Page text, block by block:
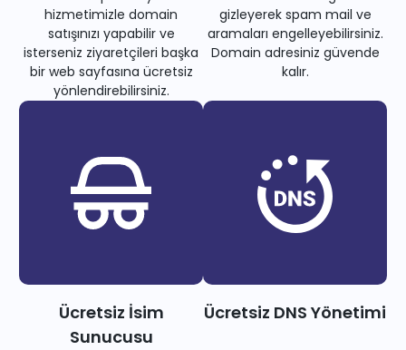
hizmetimizle domain
satışınızı yapabilir ve
isterseniz ziyaretçileri başka
bir web sayfasına ücretsiz
yönlendirebilirsiniz.
gizleyerek spam mail ve
aramaları engelleyebilirsiniz.
Domain adresiniz güvende
kalır.
Ücretsiz İsim
Sunucusu
Ücretsiz DNS Yönetimi